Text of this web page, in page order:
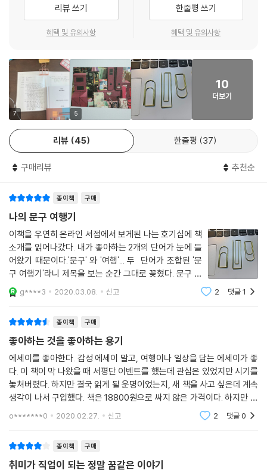
는지가 아니라, 나는 누구이고 무엇을 하고 싶고 좋아하는지를 조금 더 정
확히 말할 수 있게 되었다는 것이다. 흐릿하고 긴가민가했던 ‘문방구 주
인’이라는 꿈이 조금 더 선명해졌기에 그 자체로 충만했던 시간이다.
나는 조금 수고롭게 사고, 그 과정에서 어느 정도 호들갑을 떨 수 있어야 문
방구 문을 나섰을 때 100점짜리 행복을 느낀다. 먼지를 후후 불어 찾아낸
문구와 종이 위에서 오래도록 뛰어노는 것이 내가 문구를 사용하고, 사랑
하는 방법이다. 뉴욕에서 가장 기대한 문방구이기에 99점짜리 행복이 아
쉽기는 했지만, 비로소 내가 나의 취향에 대해 정의내릴 수 있게 되어 기쁘
다. 내가 어떤 문구를 사랑하는지 제대로 이야기할 수 있게 된 것만으로도
이 여행은 조금 더 단단해졌다.
역시 문구의 세계는 끝이 없다. 봉투와 엽서 하나로도 이렇게 오래, 그리고
마음 깊이 놀 수 있다니. 행복하다.
--- p.172
솔직히 말하자면 문구 여행이라는 타이틀이 부담스러웠다. 문방구에 찾아
가고, 사진 찍는 게 부끄럽고 창피하기도 했다. 그렇지만 배배 꼬인 마음을
이겨내고 내가 좋아하는 것을 정신적으로, 물질적으로 잔뜩 흡수했다. 마
을 꾸며나가는 주인과 직원들을 직접 만나며 많은 것을 배웠다. 나의 꿈이
선명해졌다.
--- p.180
수밖에 없는 대목들이 가득하다. 작가는 문구 여행을 하면서 문구를 너무
나 좋아하는 자신을 깨닫고, 그 마음을 제대로 표현하고 인정할 용기를 낸
겼던, 문방구 주인이 되겠다는 꿈을 향한 첫 발걸음을 뗀다. 말하자면, 좋아
하는 것을 좋아할 수 있는 용기를 낸 것이다. 작가는 그런 자신의 여행을
‘좋아하는 것을 어디까지 좋아할 수 있는지 실험한 여행’이라고 정의한다.
찬란한 순간을 간직하는 문구의 매력
『나의 문구 여행기』에서는 문구의 매력을 마음껏 느낄 수 있다. 작가는 문
구를 이렇게 표현한다. ”제 몸보다 큰 무엇인가를 붙이기 위해 힘을 모으는
줄 영수증 책과 모두에게 공평한 자….” 작가의 문구 여정을 따라가다 보
문구의 매력에 흠뻑 빠지게 된다. 뿐만 아니라 책 곳곳에는 여행에서 만난
문구들을 작가만의 시선으로 새롭게 담은 사진들이 풍성하게 수록되어 있
다. 문구인들에게는 문구를 마음껏 즐길 수 있는 기회가, 문구에 크게 관심
이 없던 이들에게는 문구 사랑의 시작점이 되기에 충분하다. 문구 여행 중
에 쓴 일기와 메모 등 작가의 손 글씨로 가득한 기록도 책 속에 그대로 실었
다. 손으로 한 자 한 자 눌러쓴 기록을 보며 독자들은 문구를 통해 무언가를
기록하고 간직하는 힘을 체감할 수 있을 것이다. 더불어 아날로그 키퍼를
사랑하는 많은 이들에게는 브랜드 탄생 비화와 앞으로의 방향성 등 아날로
그 키퍼에 대한 궁금증을 해소할 수 있는 기회가 될 것이다.
새로운 여행 에세이의 탄생, 문구 여행의 기술 대방출!
이 책에는 유럽, 미국, 일본, 중국 등 세계 7개 도시의 27개 문방구에 대한
아름다운 묘사가 펼쳐진다. 각 도시의 개성을 오롯이 품은 문방구, 그곳에
서 만난 온갖 문구들을 탐미하는 작가의 이야기를 읽다보면 문구에 관심이
없던 이들이라도 문구를 보러 여행을 떠나고 싶어질 정도다. 또한 국내에
는 잘 알려져 있지 않은 문방구와 동네 문방구의 새로운 매력을 발견하는
수록되어 있다. 여행을 하며 각 도시를 상징하는 마그넷을 모으는 사람이
있듯이, 이 책은 여행을 하는 새로운 매개체로 ‘문구’를 제안한다. 이런 점
리뷰 쓰기
혜택 및 유의사항
한줄평 쓰기
혜택 및 유의사항
7 5
10
더보기
리뷰 45 한줄평 37
구매리뷰 추천순
종이책 구매
나의 문구 여행기
이책을 우연히 온라인 서점에서 보게된 나는 호기심에 책
소개를 읽어나갔다. 내가 좋아하는 2개의 단어가 눈에 들
어왔기 때문이다.'문구' 와 '여행'... 두 단어가 조합된 '문
구 여행기'라니 제목을 보는 순간 그대로 꽂혔다. 문구 덕
후인 저자는 세계의 문방구들을 여행하고 문방구들에 대
한 감상과 정보를 책에 옮겨놓았다. 그리고 한국에 돌아와
g****3 2020.03.08. 신고 2 댓글1
종이책 구매
좋아하는 것을 좋아하는 용기
에세이를 좋아한다. 감성 에세이 말고, 여행이나 일상을 담는 에세이가 좋
다. 이 책이 막 나왔을 때 서평단 이벤트를 했는데 관심은 있었지만 시기를
놓쳐버렸다. 하지만 결국 읽게 될 운명이었는지, 새 책을 사고 싶은데 계속
생각이 나서 구입했다. 책은 18800원으로 싸지 않은 가격이다. 하지만 책
을 받았을 때 양장이라서 기분이 좋아졌고, 깔끔한 외부 디자인도 마음에
o*******0 2020.02.27. 신고 2 댓글0
종이책 구매
취미가 직업이 되는 정말 꿈같은 이야기